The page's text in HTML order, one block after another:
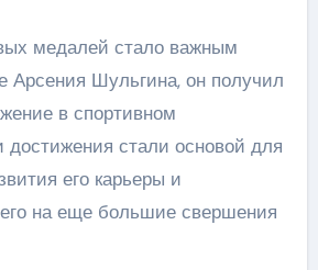
медалей стало важным
Арсения Шульгина, он получил
в спортивном
достижения стали основой для
его карьеры и
на еще большие свершения